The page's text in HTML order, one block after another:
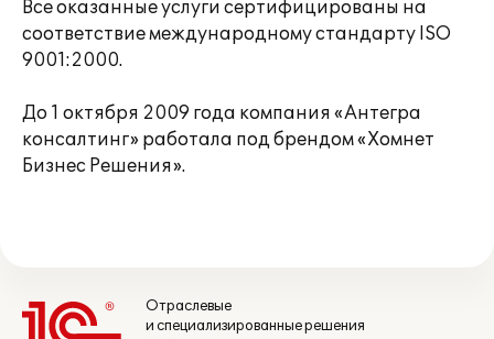
Все оказанные услуги сертифицированы на
соответствие международному стандарту ISO
9001:2000.
До 1 октября 2009 года компания «Антегра
консалтинг» работала под брендом «Хомнет
Бизнес Решения».
Отраслевые
и специализированные решения